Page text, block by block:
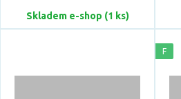
BPM
Celkový příkon max.
Skladem e-shop (1 ks)
F